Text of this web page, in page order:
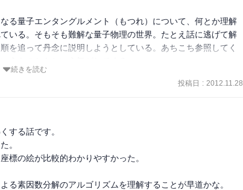
る量子エンタングルメント（もつれ）について、何とか理解
いる。そもそも難解な量子物理の世界。たとえ話に逃げて解
を追って丹念に説明しようとしている。あちこち参照してく
方がないこと。でも、最前線の研究者が頑張って書いている
続きを読む
投稿日 : 2012.11.28
する話です。
。
標の絵が比較的わかりやすかった。
る素因数分解のアルゴリズムを理解することが早道かな。